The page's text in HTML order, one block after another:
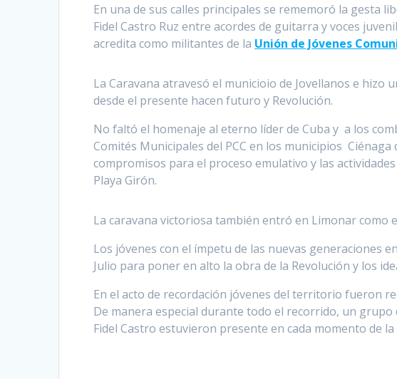
En una de sus calles principales se rememoró la gesta
Fidel Castro Ruz entre acordes de guitarra y voces
acredita como militantes de la Unión de Jóvenes
La Caravana atravesó el municioio de Jovellanos e
desde el presente hacen futuro y Revolución.
No faltó el homenaje al eterno líder de Cuba y a los
Comités Municipales del PCC en los municipios
compromisos para el proceso emulativo y las
Playa Girón.
La caravana victoriosa también entró en Limonar como
Los jóvenes con el ímpetu de las nuevas generaciones
Julio para poner en alto la obra de la Revolución y los
En el acto de recordación jóvenes del territorio fueron
De manera especial durante todo el recorrido, un grupo
Fidel Castro estuvieron presente en cada momento de